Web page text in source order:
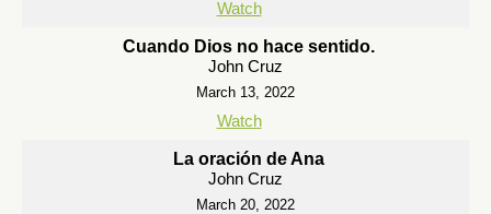
Watch
Cuando Dios no hace sentido.
John Cruz
March 13, 2022
Watch
La oración de Ana
John Cruz
March 20, 2022